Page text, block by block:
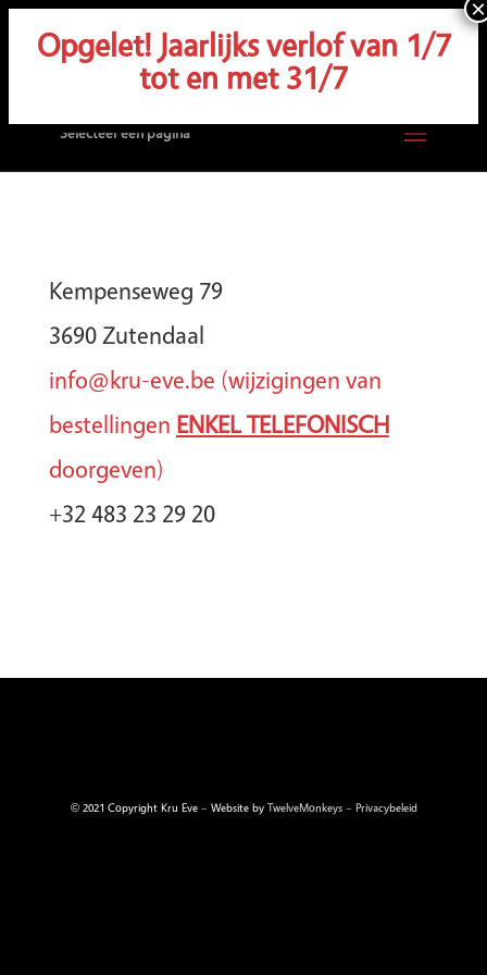
Selecteer een pagina
Kempenseweg 79
3690 Zutendaal
info@kru-eve.be (wijzigingen van
bestellingen ENKEL TELEFONISCH
doorgeven)
+32 483 23 29 20
© 2021 Copyright Kru Eve – Website by TwelveMonkeys – Privacybeleid
Opgelet! Jaarlijks verlof van 1/7
tot en met 31/7